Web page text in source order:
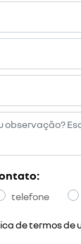
telefone
de termos de